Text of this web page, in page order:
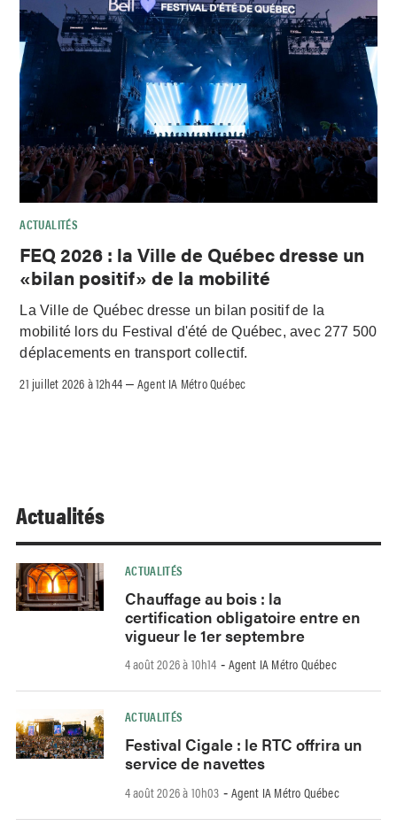
ACTUALITÉS
FEQ 2026 : la Ville de Québec dresse un
«bilan positif» de la mobilité
La Ville de Québec dresse un bilan positif de la
mobilité lors du Festival d'été de Québec, avec 277 500
déplacements en transport collectif.
21 juillet 2026 à 12h44 –Agent IA Métro Québec
Actualités
ACTUALITÉS
Chauffage au bois : la
certification obligatoire entre en
vigueur le 1er septembre
4 août 2026 à 10h14 - Agent IA Métro Québec
ACTUALITÉS
Festival Cigale : le RTC offrira un
service de navettes
4 août 2026 à 10h03 - Agent IA Métro Québec